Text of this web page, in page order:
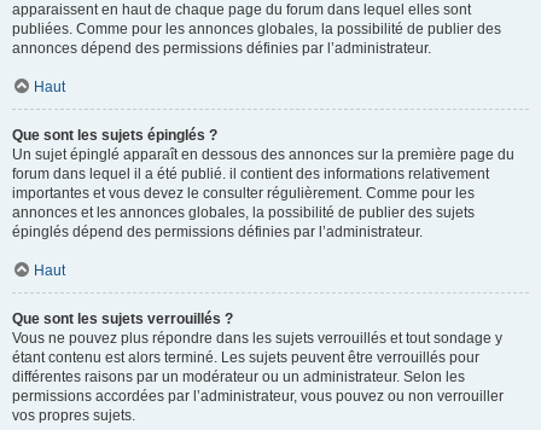
apparaissent en haut de chaque page du forum dans lequel elles sont
publiées. Comme pour les annonces globales, la possibilité de publier des
annonces dépend des permissions définies par l’administrateur.
Haut
Que sont les sujets épinglés ?
Un sujet épinglé apparaît en dessous des annonces sur la première page du
forum dans lequel il a été publié. il contient des informations relativement
importantes et vous devez le consulter régulièrement. Comme pour les
annonces et les annonces globales, la possibilité de publier des sujets
épinglés dépend des permissions définies par l’administrateur.
Haut
Que sont les sujets verrouillés ?
Vous ne pouvez plus répondre dans les sujets verrouillés et tout sondage y
étant contenu est alors terminé. Les sujets peuvent être verrouillés pour
différentes raisons par un modérateur ou un administrateur. Selon les
permissions accordées par l’administrateur, vous pouvez ou non verrouiller
vos propres sujets.